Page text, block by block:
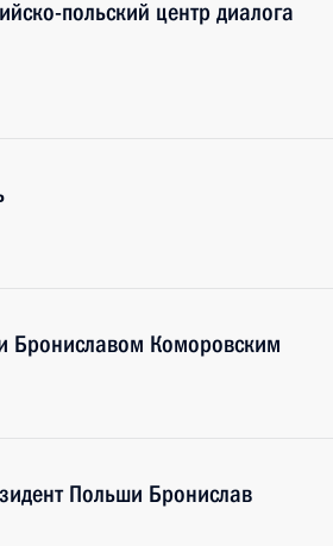
польский центр диалога
Брониславом Коморовским
Польши Бронислав